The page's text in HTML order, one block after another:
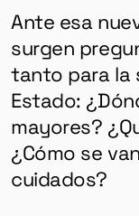
Ante esa
surgen
tanto para la
Estado:
mayores?
¿Cómo se
cuidados?